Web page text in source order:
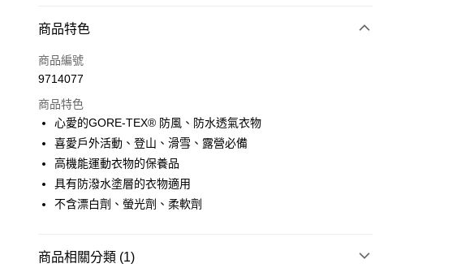
付款方式
信用卡一次付款
LINE Pay
Apple Pay
Google Pay
全家店到店
商品特色
商品編號
9714077
商品特色
心愛的GORE-TEX® 防風、防水透氣衣物
喜愛戶外活動、登山、滑雪、露營必備
高機能運動衣物的保養品
具有防潑水塗層的衣物適用
不含漂白劑、螢光劑、柔軟劑
商品相關分類 (1)